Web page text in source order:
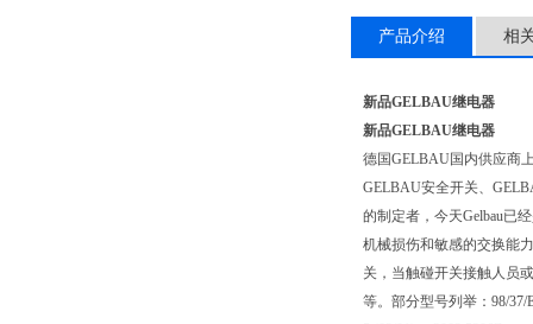
产品介绍 相
新品GELBAU继电器
新品GELBAU继电器
德国GELBAU国内供应商
GELBAU安全开关、
的制定者，今天Gelbau已
机械损伤和敏感的交换能
关，当触碰开关接触人员
等。部分型号列举：98/37/